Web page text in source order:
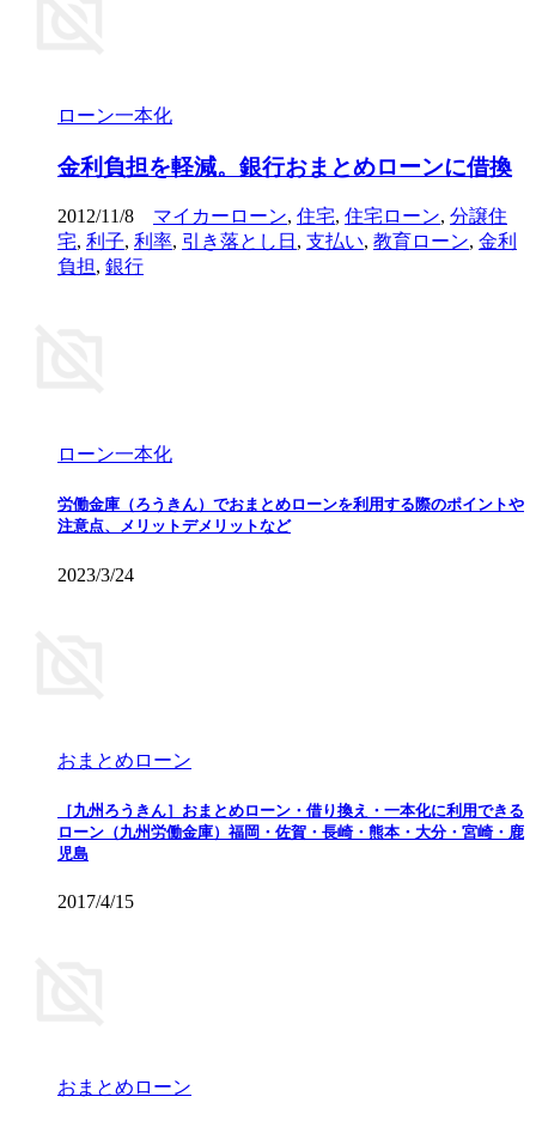
ローン一本化
金利負担を軽減。銀行おまとめローンに借換
2012/11/8 マイカーローン, 住宅, 住宅ローン, 分譲住
宅, 利子, 利率, 引き落とし日 , 支払い, 教育ローン, 金利
負担, 銀行
ローン一本化
労働金庫（ろうきん）でおまとめローンを利用する際のポイントや
注意点、メリットデメリットなど
2023/3/24
おまとめローン
［九州ろうきん］おまとめローン・借り換え・一本化に利用できる
ローン（九州労働金庫）福岡・佐賀・長崎・熊本・大分・宮崎・鹿
児島
2017/4/15
おまとめローン